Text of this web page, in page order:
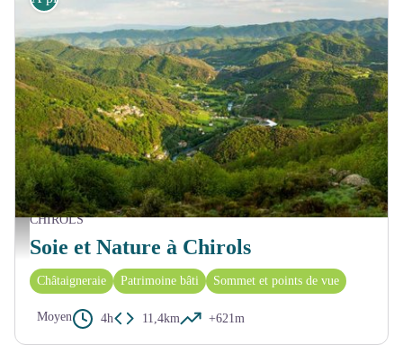
CHIROLS
Soie et Nature à Chirols
Châtaigneraie Patrimoine bâti Sommet et points de vue
Moyen 4h 11,4km +621m